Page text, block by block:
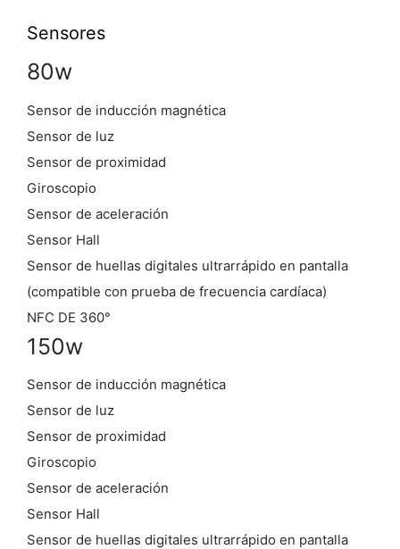
Sensores
80w
Sensor de inducción magnética
Sensor de luz
Sensor de proximidad
Giroscopio
Sensor de aceleración
Sensor Hall
Sensor de huellas digitales ultrarrápido en pantalla
(compatible con prueba de frecuencia cardíaca)
NFC DE 360°
150w
Sensor de inducción magnética
Sensor de luz
Sensor de proximidad
Giroscopio
Sensor de aceleración
Sensor Hall
Sensor de huellas digitales ultrarrápido en pantalla